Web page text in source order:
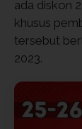
ada diskon
khusus
tersebut
2023.